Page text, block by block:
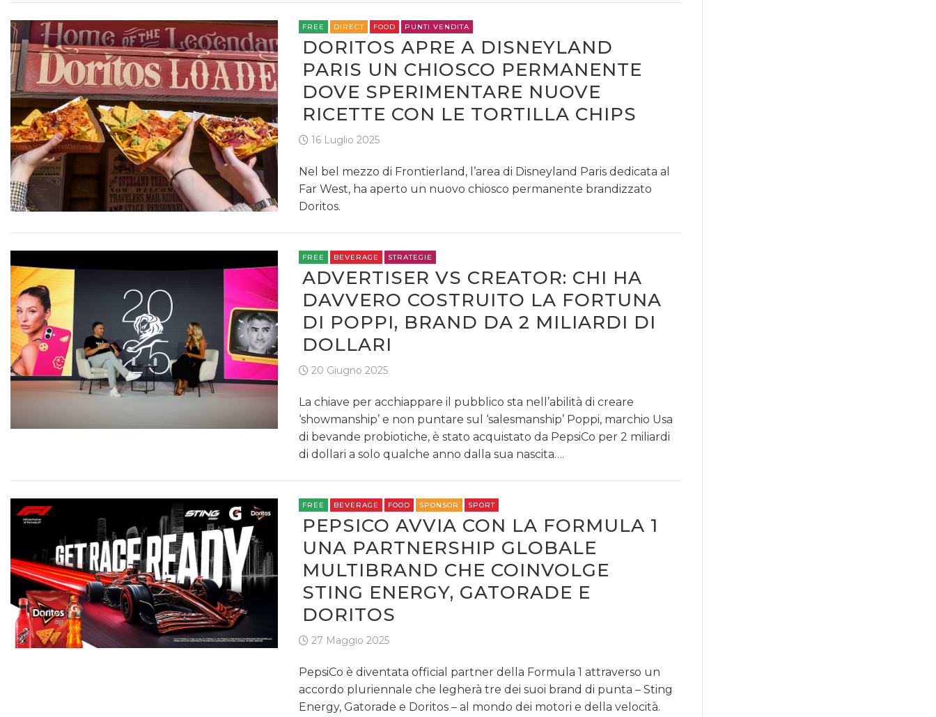
FREE DIRECT FOOD PUNTI VENDITA
DORITOS APRE A DISNEYLAND
PARIS UN CHIOSCO PERMANENTE
DOVE SPERIMENTARE NUOVE
RICETTE CON LE TORTILLA CHIPS
16 Luglio 2025
Nel bel mezzo di Frontierland, l’area di Disneyland Paris dedicata al
Far West, ha aperto un nuovo chiosco permanente brandizzato
Doritos.
FREE BEVERAGE STRATEGIE
ADVERTISER VS CREATOR: CHI HA
DAVVERO COSTRUITO LA FORTUNA
DI POPPI, BRAND DA 2 MILIARDI DI
DOLLARI
20 Giugno 2025
La chiave per acchiappare il pubblico sta nell’abilità di creare
‘showmanship’ e non puntare sul ‘salesmanship’ Poppi, marchio Usa
di bevande probiotiche, è stato acquistato da PepsiCo per 2 miliardi
di dollari a solo qualche anno dalla sua nascita….
FREE BEVERAGE FOOD SPONSOR SPORT
PEPSICO AVVIA CON LA FORMULA 1
UNA PARTNERSHIP GLOBALE
MULTIBRAND CHE COINVOLGE
STING ENERGY, GATORADE E
DORITOS
27 Maggio 2025
PepsiCo è diventata official partner della Formula 1 attraverso un
accordo pluriennale che legherà tre dei suoi brand di punta – Sting
Energy, Gatorade e Doritos – al mondo dei motori e della velocità.